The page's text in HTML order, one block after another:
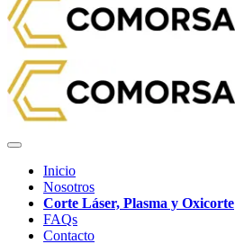
Inicio
Nosotros
Corte Láser, Plasma y Oxicorte
FAQs
Contacto